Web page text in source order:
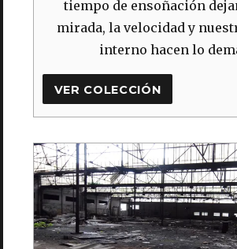
tiempo de ensoñación
mirada, la velocidad y
interno hacen lo
VER COLECCIÓN